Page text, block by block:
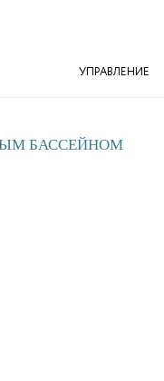
УПРАВЛЕНИЕ
БАССЕЙНОМ